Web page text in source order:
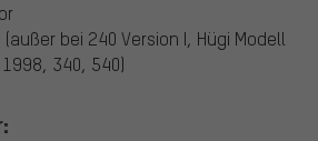
bei 240 Version I, Hügi Modell
340, 540)